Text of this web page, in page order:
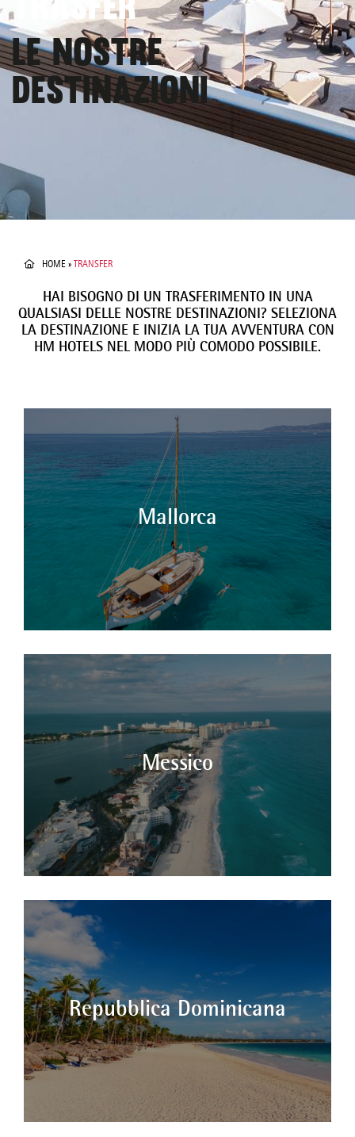
TRASFER
LE NOSTRE
DESTINAZIONI
HOME » TRANSFER
HAI BISOGNO DI UN TRASFERIMENTO IN UNA
QUALSIASI DELLE NOSTRE DESTINAZIONI? SELEZIONA
LA DESTINAZIONE E INIZIA LA TUA AVVENTURA CON
HM HOTELS NEL MODO PIÙ COMODO POSSIBILE.
Mallorca
Messico
Repubblica Dominicana